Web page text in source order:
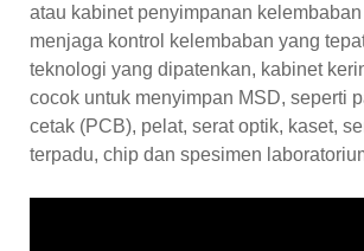
atau kabinet penyimpanan
menjaga kontrol kelembaban yang
teknologi yang dipatenkan, kabinet
cocok untuk menyimpan MSD, seperti
cetak (PCB), pelat, serat optik, kaset,
terpadu, chip dan spesimen